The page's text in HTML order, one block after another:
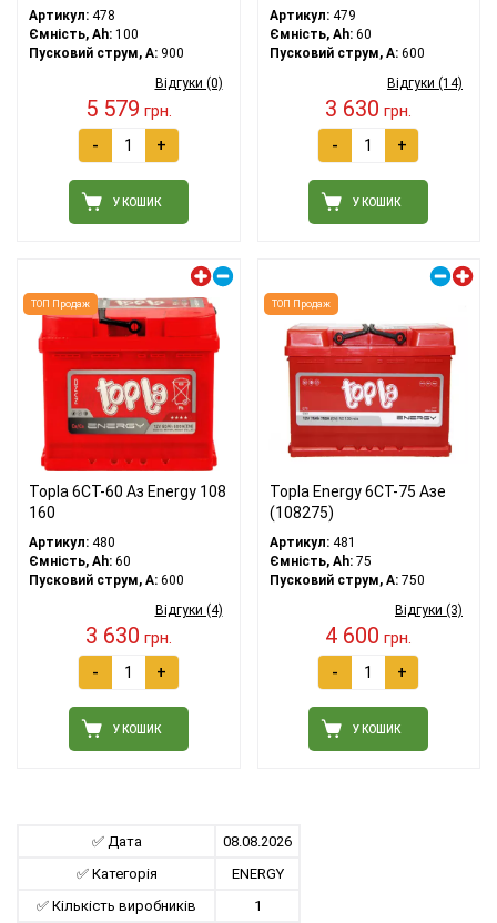
Артикул: 478
Ємність, Ah: 100
Пусковий струм, A: 900
Відгуки (0)
5 579 грн.
- +
У КОШИК
Артикул:479
Ємність, Ah:60
Пусковий струм, A:600
Відгуки (14)
3 630 грн.
- +
У КОШИК
ТОП Продаж
Topla 6СТ-60 Аз Energy 108
160
Артикул: 480
Ємність, Ah: 60
Пусковий струм, A: 600
Відгуки (4)
3 630 грн.
- +
У КОШИК
ТОП Продаж
Topla Energy 6CT-75 Азе
(108275)
Артикул:481
Ємність, Ah:75
Пусковий струм, A:750
Відгуки (3)
4 600 грн.
- +
У КОШИК
✅ Дата
08.08.2026
✅ Категорія
ENERGY
✅ Кількість виробників
1